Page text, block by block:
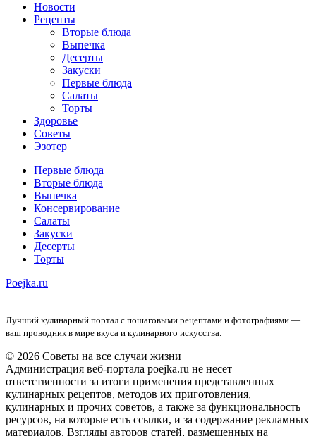
Новости
Рецепты
Вторые блюда
Выпечка
Десерты
Закуски
Первые блюда
Салаты
Торты
Здоровье
Советы
Эзотер
Первые блюда
Вторые блюда
Выпечка
Консервирование
Салаты
Закуски
Десерты
Торты
Poejka.ru
Лучший кулинарный портал с пошаговыми рецептами и фотографиями —
ваш проводник в мире вкуса и кулинарного искусства.
© 2026 Советы на все случаи жизни
Администрация веб-портала poejka.ru не несет
ответственности за итоги применения представленных
кулинарных рецептов, методов их приготовления,
кулинарных и прочих советов, а также за функциональность
ресурсов, на которые есть ссылки, и за содержание рекламных
материалов. Взгляды авторов статей, размещенных на